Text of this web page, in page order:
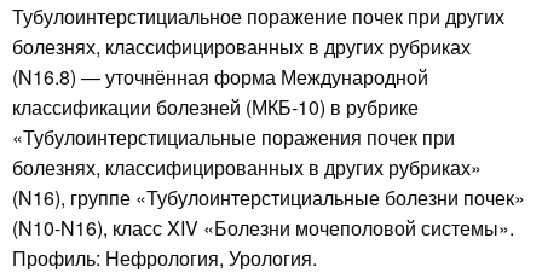
Тубулоинтерстициальное поражение почек при других
болезнях, классифицированных в других рубриках
(N16.8) — уточнённая форма Международной
классификации болезней (МКБ-10) в рубрике
«Тубулоинтерстициальные поражения почек при
болезнях, классифицированных в других рубриках»
(N16), группе «Тубулоинтерстициальные болезни почек»
(N10-N16), класс XIV «Болезни мочеполовой системы».
Профиль: Нефрология, Урология.